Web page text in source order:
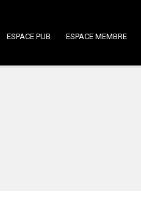
ESPACE PUB ESPACE MEMBRE